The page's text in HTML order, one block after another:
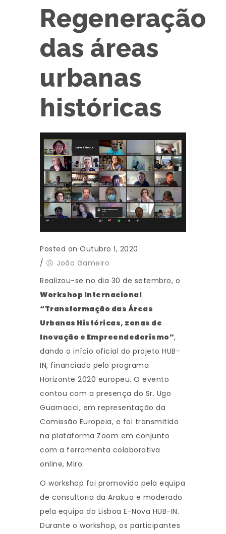
Regeneração
das áreas
urbanas
históricas
Posted on Outubro 1, 2020
/
João Gameiro
Realizou-se no dia 30 de setembro, o
Workshop Internacional
“Transformação das Áreas
Urbanas Históricas, zonas de
Inovação e Empreendedorismo”,
dando o início oficial do projeto HUB-
IN, financiado pelo programa
Horizonte 2020 europeu. O evento
contou com a presença do Sr. Ugo
Guarnacci, em representação da
Comissão Europeia, e foi transmitido
na plataforma Zoom em conjunto
com a ferramenta colaborativa
online, Miro.
O workshop foi promovido pela equipa
de consultoria da Arakua e moderado
pela equipa do Lisboa E-Nova HUB-IN.
Durante o workshop, os participantes